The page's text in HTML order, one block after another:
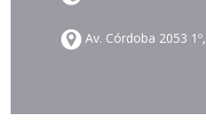
Av. Córdoba 2053